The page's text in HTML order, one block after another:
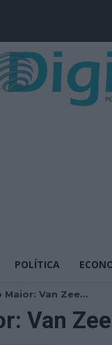
POLÍTICA
Maior: Van Zee...
Van